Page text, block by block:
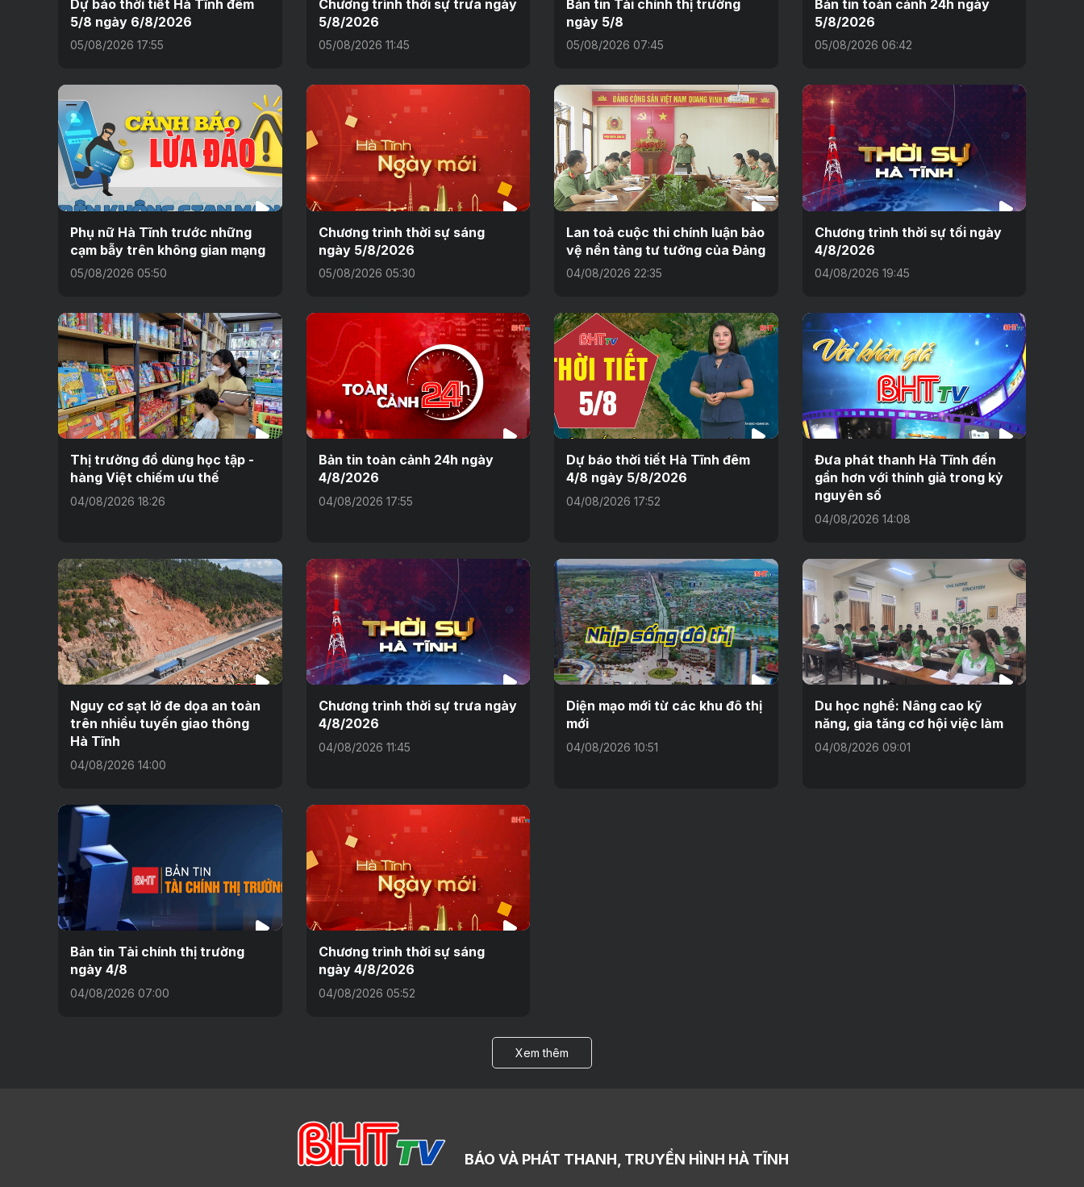
Dự báo thời tiết Hà Tĩnh đêm
5/8 ngày 6/8/2026
05/08/2026 17:55
Chương trình thời sự trưa ngày
5/8/2026
05/08/2026 11:45
Bản tin Tài chính thị trường
ngày 5/8
05/08/2026 07:45
Bản tin toàn cảnh 24h ngày
5/8/2026
05/08/2026 06:42
Phụ nữ Hà Tĩnh trước những
cạm bẫy trên không gian mạng
05/08/2026 05:50
Chương trình thời sự sáng
ngày 5/8/2026
05/08/2026 05:30
Lan toả cuộc thi chính luận bảo
vệ nền tảng tư tưởng của Đảng
04/08/2026 22:35
Chương trình thời sự tối ngày
4/8/2026
04/08/2026 19:45
Thị trường đồ dùng học tập -
hàng Việt chiếm ưu thế
04/08/2026 18:26
Bản tin toàn cảnh 24h ngày
4/8/2026
04/08/2026 17:55
Dự báo thời tiết Hà Tĩnh đêm
4/8 ngày 5/8/2026
04/08/2026 17:52
Đưa phát thanh Hà Tĩnh đến
gần hơn với thính giả trong kỷ
nguyên số
04/08/2026 14:08
Nguy cơ sạt lở đe dọa an toàn
trên nhiều tuyến giao thông
Hà Tĩnh
04/08/2026 14:00
Chương trình thời sự trưa ngày
4/8/2026
04/08/2026 11:45
Diện mạo mới từ các khu đô thị
mới
04/08/2026 10:51
Du học nghề: Nâng cao kỹ
năng, gia tăng cơ hội việc làm
04/08/2026 09:01
Bản tin Tài chính thị trường
ngày 4/8
04/08/2026 07:00
Chương trình thời sự sáng
ngày 4/8/2026
04/08/2026 05:52
Xem thêm
BÁO VÀ PHÁT THANH, TRUYỀN HÌNH HÀ TĨNH